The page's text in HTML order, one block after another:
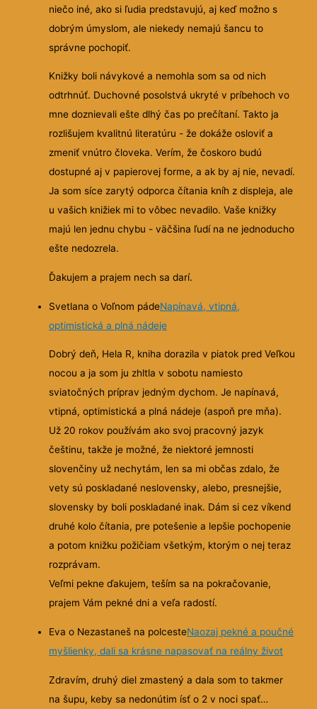
niečo iné, ako si ľudia predstavujú, aj keď možno s
dobrým úmyslom, ale niekedy nemajú šancu to
správne pochopiť.
Knižky boli návykové a nemohla som sa od nich
odtrhnúť. Duchovné posolstvá ukryté v príbehoch vo
mne doznievali ešte dlhý čas po prečítaní. Takto ja
rozlišujem kvalitnú literatúru - že dokáže osloviť a
zmeniť vnútro človeka. Verím, že čoskoro budú
dostupné aj v papierovej forme, a ak by aj nie, nevadí.
Ja som síce zarytý odporca čítania kníh z displeja, ale
u vašich knižiek mi to vôbec nevadilo. Vaše knižky
majú len jednu chybu - väčšina ľudí na ne jednoducho
ešte nedozrela.
Ďakujem a prajem nech sa darí.
Svetlana o Voľnom pádeNapínavá, vtipná,
optimistická a plná nádeje
Dobrý deň, Hela R, kniha dorazila v piatok pred Veľkou
nocou a ja som ju zhltla v sobotu namiesto
sviatočných príprav jedným dychom. Je napínavá,
vtipná, optimistická a plná nádeje (aspoň pre mňa).
Už 20 rokov používám ako svoj pracovný jazyk
češtinu, takže je možné, že niektoré jemnosti
slovenčiny už nechytám, len sa mi občas zdalo, že
vety sú poskladané neslovensky, alebo, presnejšie,
slovensky by boli poskladané inak. Dám si cez víkend
druhé kolo čítania, pre potešenie a lepšie pochopenie
a potom knižku požičiam všetkým, ktorým o nej teraz
rozprávam.
Veľmi pekne ďakujem, teším sa na pokračovanie,
prajem Vám pekné dni a veľa radostí.
Eva o Nezastaneš na polcesteNaozaj pekné a poučné
myšlienky, dali sa krásne napasovať na reálny život
Zdravím, druhý diel zmastený a dala som to takmer
na šupu, keby sa nedonútim ísť o 2 v noci spať…